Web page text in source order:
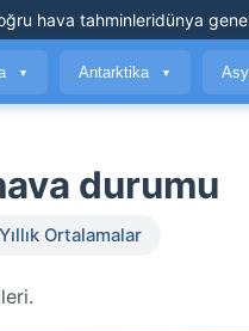
hava tahminleridünya
▼ Antarktika ▼
durumu
Yıllık Ortalamalar